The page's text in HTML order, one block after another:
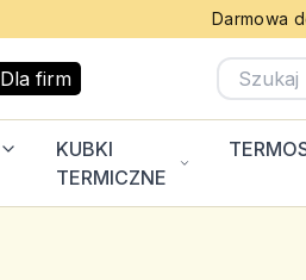
Darmowa
Dla firm
KUBKI
TERMICZNE